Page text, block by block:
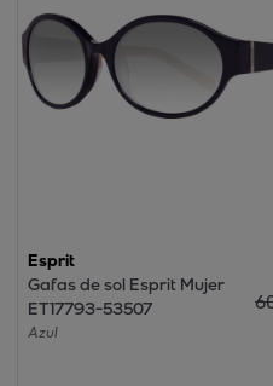
Esprit
Gafas de sol Esprit Mujer
ET17793-53507
Azul